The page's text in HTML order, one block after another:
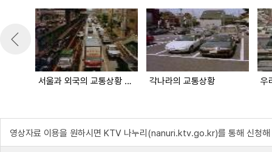
서울과 외국의 교통상황 비교 각나라의 교통상황 우
영상자료 이용을 원하시면 KTV 나누리(nanuri.ktv.go.kr)를 통해 신청해